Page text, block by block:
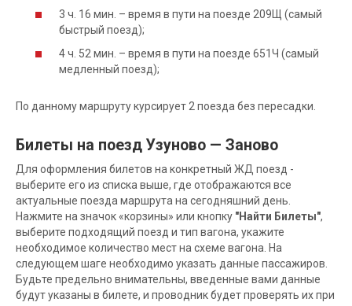
3 ч. 16 мин. – время в пути на поезде 209Щ (самый
быстрый поезд);
4 ч. 52 мин. – время в пути на поезде 651Ч (самый
медленный поезд);
По данному маршруту курсирует 2 поезда без пересадки.
Билеты на поезд Узуново — Заново
Для оформления билетов на конкретный ЖД поезд -
выберите его из списка выше, где отображаются все
актуальные поезда маршрута на сегодняшний день.
Нажмите на значок «корзины» или кнопку "Найти Билеты",
выберите подходящий поезд и тип вагона, укажите
необходимое количество мест на схеме вагона. На
следующем шаге необходимо указать данные пассажиров.
Будьте предельно внимательны, введенные вами данные
будут указаны в билете, и проводник будет проверять их при